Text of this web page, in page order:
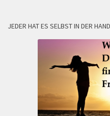
JEDER HAT ES SELBST IN DER HAND